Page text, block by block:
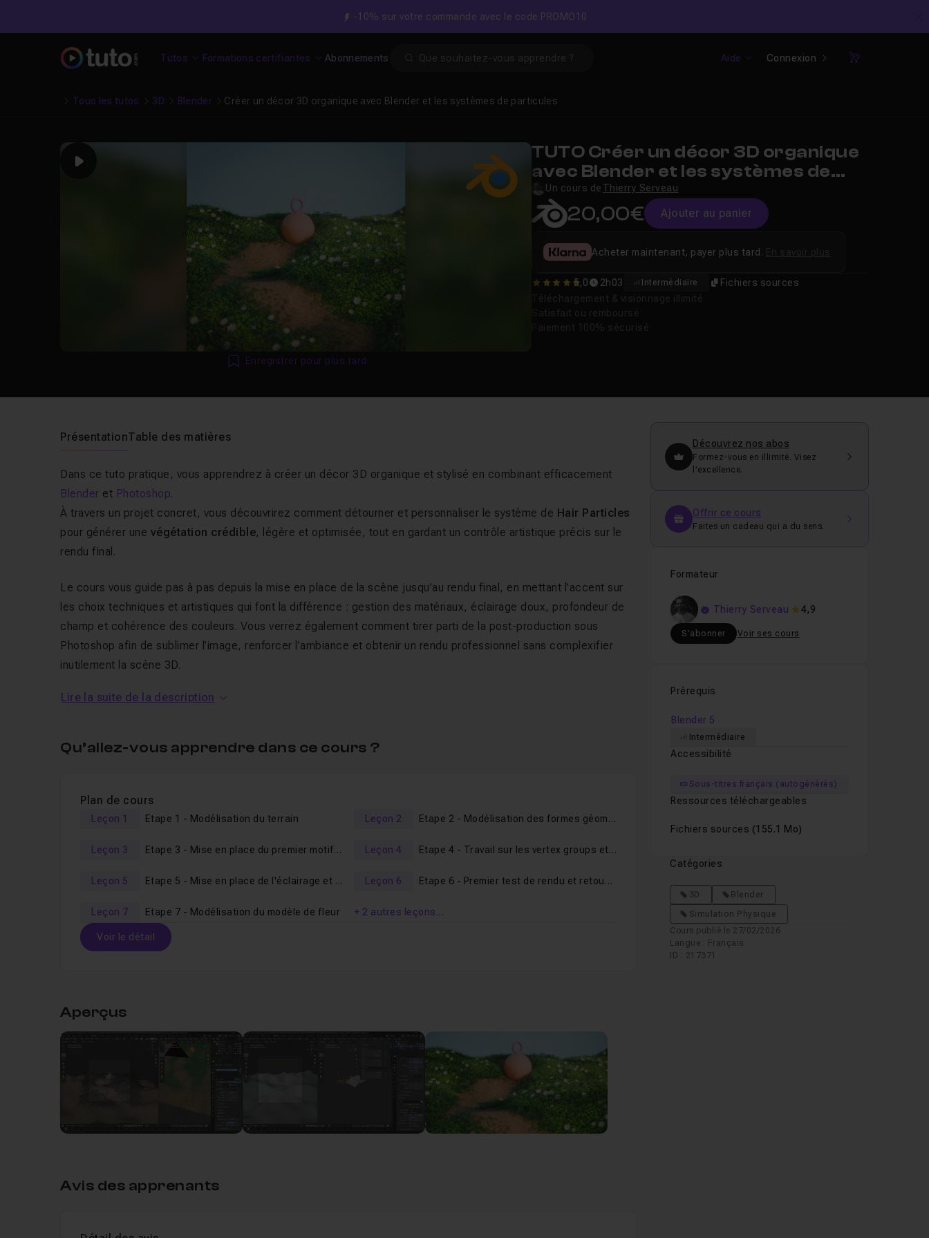
-10% sur votre commande avec le code PROMO10
Tutos Formations certifiantes Abonnements Aide Connexion
Panier
Tous les tutos 3D Blender Créer un décor 3D organique avec Blender et les systèmes de particules
Play
Enregistrer pour plus tard
TUTO Créer un décor 3D organique
avec Blender et les systèmes de
particules
Un cours de Thierry Serveau
20,00€ Ajouter au panier
5 5,0 2h03 Intermédiaire Fichiers sources
Acheter maintenant, payer plus tard.
PrésentationTable des matières
Dans ce tuto pratique, vous apprendrez à créer un décor 3D organique et stylisé en combinant efficacement
Blender et Photoshop.
À travers un projet concret, vous découvrirez comment détourner et personnaliser le système de Hair Particles
pour générer une végétation crédible, légère et optimisée, tout en gardant un contrôle artistique précis sur le
rendu final.
Le cours vous guide pas à pas depuis la mise en place de la scène jusqu’au rendu final, en mettant l’accent sur
les choix techniques et artistiques qui font la différence : gestion des matériaux, éclairage doux, profondeur de
champ et cohérence des couleurs. Vous verrez également comment tirer parti de la post-production sous
Photoshop afin de sublimer l’image, renforcer l’ambiance et obtenir un rendu professionnel sans complexifier
inutilement la scène 3D.
Ce tutoriel s’adresse aux utilisateurs de Blender souhaitant enrichir leurs compétences en création
production dans leur workflow. À l’issue de la formation, vous serez capable de reproduire ce type de visuel et
surtout d’adapter la méthode à vos propres projets artistiques ou professionnels.
conseille vivement le "
Tous les fichiers de travail sont fournis.
Lire la suite de la description
Qu’allez-vous apprendre dans ce cours ?
Plan de cours
Leçon 1 Etape 1 - Modélisation du terrain Leçon 2 Etape 2 - Modélisation des formes géométriques et mise en place de la composition
Leçon 3 Etape 3 - Mise en place du premier motif de particule Leçon 4 Etape 4 - Travail sur les vertex groups et le weigth paint
Leçon 5 Etape 5 - Mise en place de l'éclairage et création des shaders Leçon 6 Etape 6 - Premier test de rendu et retouches diverses
Leçon 7 Etape 7 - Modélisation du modèle de fleur + 2 autres leçons…
Voir le détail
Etape 2 - Modélisation des formes géométriques et mise en place de la composition 06m50
Etape 3 - Mise en place du premier motif de particule 07m47
Aperçus
Avis des apprenants
Découvrez nos abos
Formez-vous en illimité. Visez
l’excellence.
Offrir ce cours
Faites un cadeau qui a du sens.
Formateur
Thierry Serveau 4,9
S'abonner Voir ses cours
Prérequis
Blender 5
Intermédiaire
Accessibilité
Sous-titres français (autogénérés)
Ressources téléchargeables
Fichiers sources (155.1 Mo)
Catégories
3D
Blender
Simulation Physique
Cours publié le 27/02/2026
Langue : Français
ID : 217371